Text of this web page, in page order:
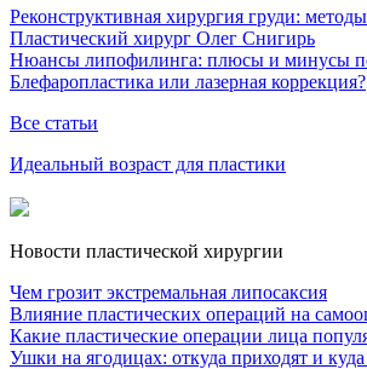
Реконструктивная хирургия груди:
Пластический хирург Олег Снигирь
Нюансы липофилинга: плюсы и минусы
Блефаропластика или лазерная коррекция?
Все статьи
Идеальный возраст для пластики
Новости пластической хирургии
Чем грозит экстремальная липосаксия
Влияние пластических операций на
Какие пластические операции лица
Ушки на ягодицах: откуда приходят и куда